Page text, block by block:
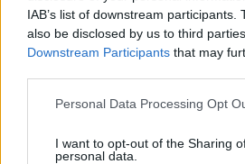
IAB’s list of downstream participants.
also be disclosed by us to third
Downstream Participants that may
Please note that this website/app
not limited to your visit or usage
Personal Data Processing Opt
I want to opt-out of the Sharing
personal data.
Non potrebbe essere un guasto del
avviamento ? Ovvero il blocchetto
quello che da corrente al quadro, al
-